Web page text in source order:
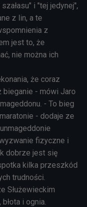
i "tej jedynej",
z lin, a te
z
jest to, że
nie można ich
że coraz
bieganie - mówi Jaro
- To bieg
- dodaje ze
fizyczne i
dobrze jest się
kilka przeszkód
trudności.
Służewieckim
i ognia.